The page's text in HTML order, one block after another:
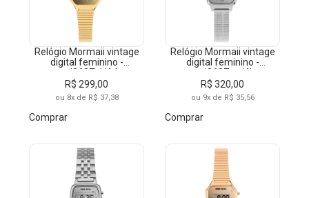
Relógio Mormaii vintage
digital feminino -
moj8687ai/4d
R$ 299,00
ou 8x de R$ 37,38
Comprar
Relógio Mormaii vintage
digital feminino -
moj8687ag/4k
R$ 320,00
ou 9x de R$ 35,56
Comprar